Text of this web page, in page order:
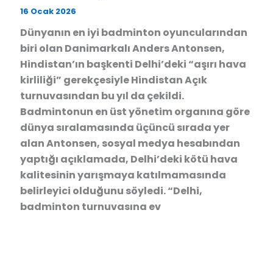
16 Ocak 2026
Dünyanın en iyi badminton oyuncularından
biri olan Danimarkalı Anders Antonsen,
Hindistan’ın başkenti Delhi’deki “aşırı hava
kirliliği” gerekçesiyle Hindistan Açık
turnuvasından bu yıl da çekildi.
Badmintonun en üst yönetim organına göre
dünya sıralamasında üçüncü sırada yer
alan Antonsen, sosyal medya hesabından
yaptığı açıklamada, Delhi’deki kötü hava
kalitesinin yarışmaya katılmamasında
belirleyici olduğunu söyledi. “Delhi,
badminton turnuvasına ev